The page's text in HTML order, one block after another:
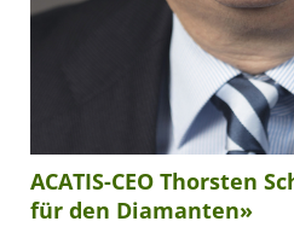
ACATIS-CEO Thorsten
für den Diamanten»